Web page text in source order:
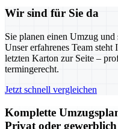
Wir sind für Sie da
Sie planen einen Umzug und
Unser erfahrenes Team
letzten Karton zur Seite –
termingerecht.
Jetzt schnell vergleichen
Komplette
Privat oder